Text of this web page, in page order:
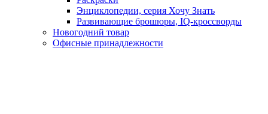
Энциклопедии, серия Хочу Знать
Развивающие брошюры, IQ-кроссворды
Новогодний товар
Офисные принадлежности